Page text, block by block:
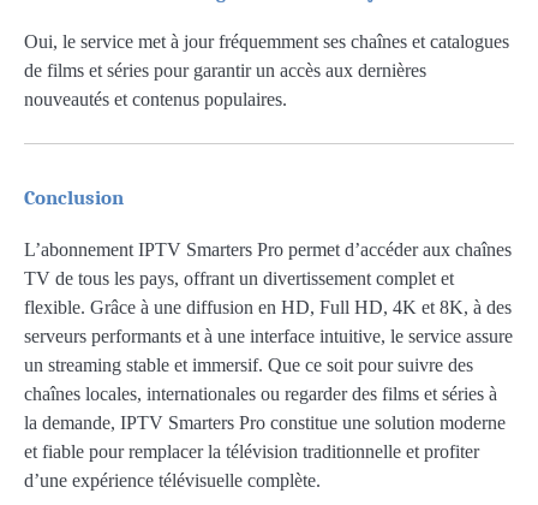
Oui, le service met à jour fréquemment ses chaînes et catalogues
de films et séries pour garantir un accès aux dernières
nouveautés et contenus populaires.
Conclusion
L’abonnement IPTV Smarters Pro permet d’accéder aux chaînes
TV de tous les pays, offrant un divertissement complet et
flexible. Grâce à une diffusion en HD, Full HD, 4K et 8K, à des
serveurs performants et à une interface intuitive, le service assure
un streaming stable et immersif. Que ce soit pour suivre des
chaînes locales, internationales ou regarder des films et séries à
la demande, IPTV Smarters Pro constitue une solution moderne
et fiable pour remplacer la télévision traditionnelle et profiter
d’une expérience télévisuelle complète.